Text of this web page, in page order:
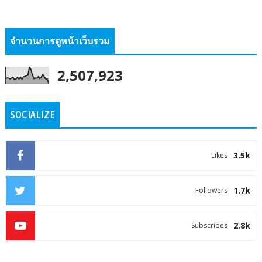
จำนวนการดูหน้าเว็บรวม
2,507,923
SOCIALIZE
3.5k
Likes
1.7k
Followers
2.8k
Subscribes